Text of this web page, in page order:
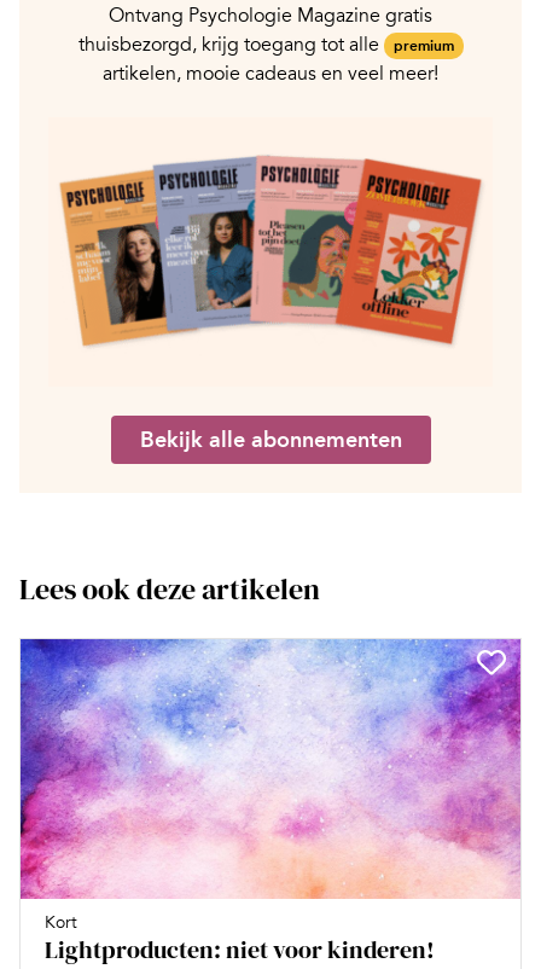
Ontvang Psychologie Magazine gratis
thuisbezorgd, krijg toegang tot alle
premium
artikelen, mooie cadeaus en veel meer!
Bekijk alle abonnementen
Lees ook deze artikelen
Kort
Lightproducten: niet voor kinderen!